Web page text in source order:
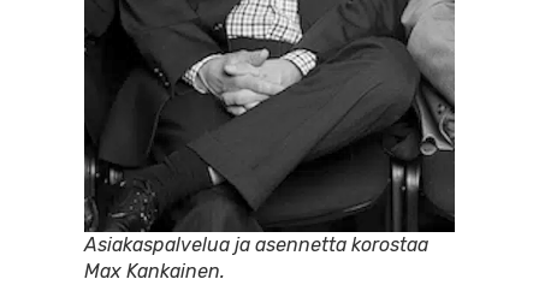
Asiakaspalvelua ja asennetta korostaa
Max Kankainen.